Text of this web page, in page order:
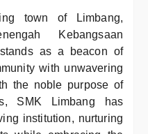
town of Limbang,
Kebangsaan
as a beacon of
with unwavering
the noble purpose of
SMK Limbang has
institution, nurturing